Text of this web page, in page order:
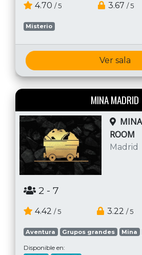
4.70 / 5 3.67 / 5
Misterio
Ver sala
MINA MADRID
ROOM
Madrid
2 - 7
4.42 / 5 3.22 / 5
Aventura Grupos grandes Mina
Disponible en: